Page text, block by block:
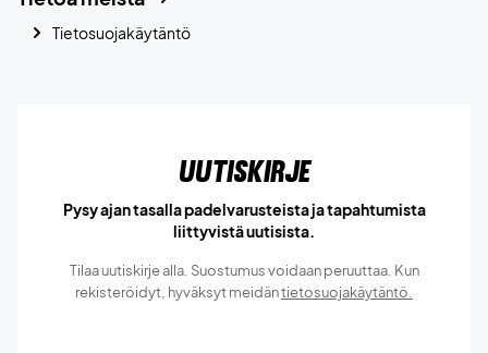
Tietosuojakäytäntö
Uutiskirje
Pysy ajan tasalla padelvarusteista ja tapahtumista
liittyvistä uutisista.
Tilaa uutiskirje alla. Suostumus voidaan peruuttaa. Kun
rekisteröidyt, hyväksyt meidäntietosuojakäytäntö.